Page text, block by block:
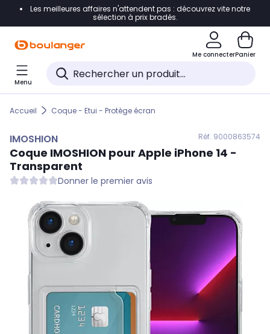
Accéder directement à la navigation
Accéder directement au pied de page
Accéder directement au chatbot
Les meilleures affaires n'attendent pas : découvrez vite notre
sélection à prix bradés.
Me connecterPanier
Menu
Accueil Coque - Etui - Protège écran
IMOSHION Réf. 9000863574
Coque IMOSHION pour Apple iPhone 14 -
Transparent
Donner le premier avis